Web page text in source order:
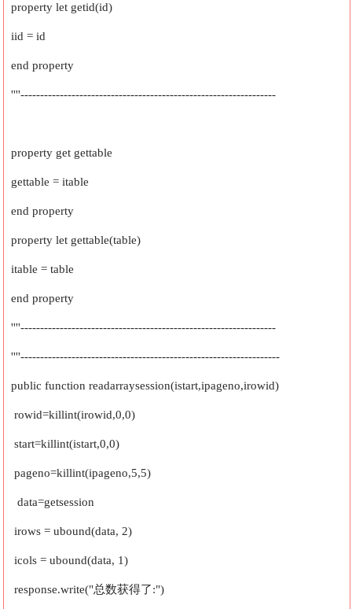
property let getid(id)
iid = id
end property
''''-----------------------------------------------------------------
property get gettable
gettable = itable
end property
property let gettable(table)
itable = table
end property
''''-----------------------------------------------------------------
''''------------------------------------------------------------------
public function readarraysession(istart,ipageno,irowid)
rowid=killint(irowid,0,0)
start=killint(istart,0,0)
pageno=killint(ipageno,5,5)
data=getsession
irows = ubound(data, 2)
icols = ubound(data, 1)
response.write("总数获得了:")